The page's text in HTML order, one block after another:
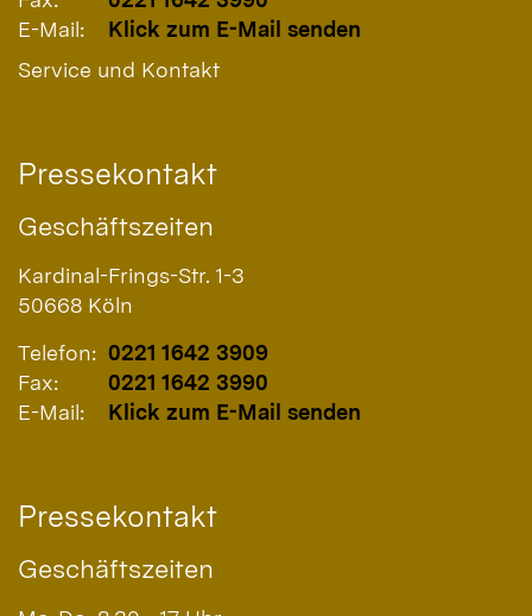
E-Mail:
Klick zum E-Mail senden
Service und Kontakt
Pressekontakt
Geschäftszeiten
Kardinal-Frings-Str. 1-3
50668 Köln
Telefon: 0221 1642 3909
Fax:
0221 1642 3990
E-Mail:
Klick zum E-Mail senden
Pressekontakt
Geschäftszeiten